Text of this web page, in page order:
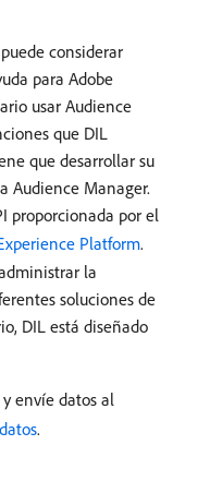
considerar
para Adobe
usar Audience
que DIL
que desarrollar su
Audience Manager.
proporcionada por el
Platform.
la
soluciones de
DIL está diseñado
envíe datos al
.